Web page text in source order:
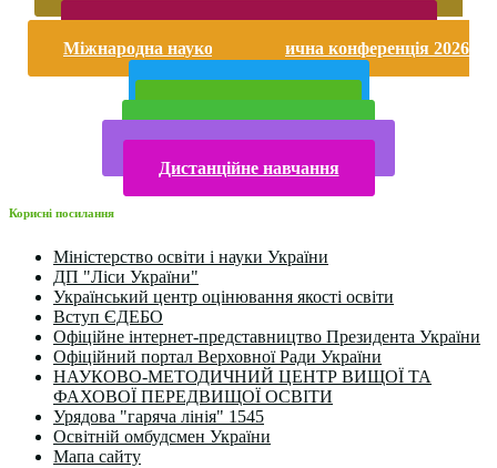
Міжнародна науково-практична конференція 2026
Дистанційне навчання
Корисні посилання
Міністерство освіти і науки України
ДП "Ліси України"
Український центр оцінювання якості освіти
Вступ ЄДЕБО
Офіційне інтернет-представництво Президента України
Офіційний портал Верховної Ради України
НАУКОВО-МЕТОДИЧНИЙ ЦЕНТР ВИЩОЇ ТА
ФАХОВОЇ ПЕРЕДВИЩОЇ ОСВІТИ
Урядова "гаряча лінія" 1545
Освітній омбудсмен України
Мапа сайту